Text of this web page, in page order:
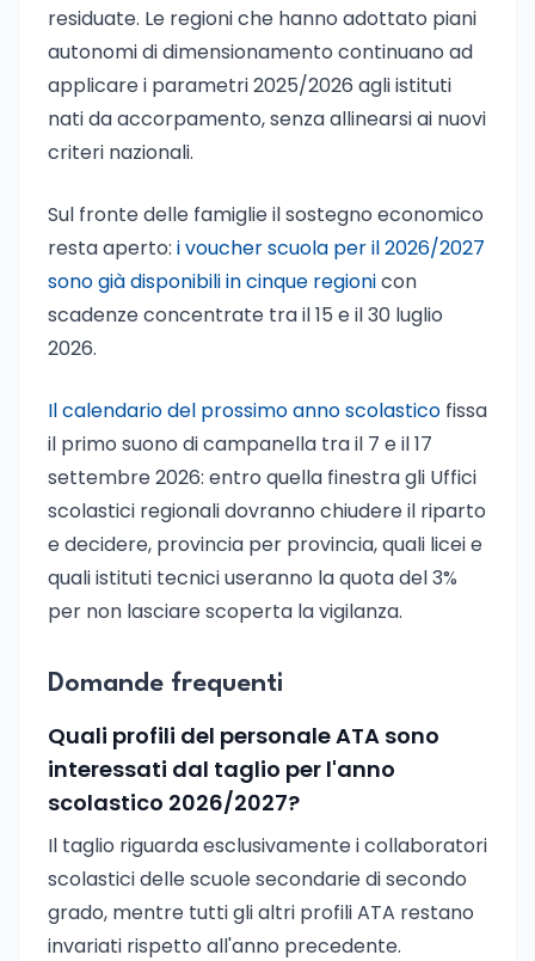
residuate. Le regioni che hanno adottato piani
autonomi di dimensionamento continuano ad
applicare i parametri 2025/2026 agli istituti
nati da accorpamento, senza allinearsi ai nuovi
criteri nazionali.
Sul fronte delle famiglie il sostegno economico
resta aperto: i voucher scuola per il 2026/2027
sono già disponibili in cinque regionicon
scadenze concentrate tra il 15 e il 30 luglio
2026.
Il calendario del prossimo anno scolastico fissa
il primo suono di campanella tra il 7 e il 17
settembre 2026: entro quella finestra gli Uffici
scolastici regionali dovranno chiudere il riparto
e decidere, provincia per provincia, quali licei e
quali istituti tecnici useranno la quota del 3%
per non lasciare scoperta la vigilanza.
Domande frequenti
Quali profili del personale ATA sono
interessati dal taglio per l'anno
scolastico 2026/2027?
Il taglio riguarda esclusivamente i collaboratori
scolastici delle scuole secondarie di secondo
grado, mentre tutti gli altri profili ATA restano
invariati rispetto all'anno precedente.